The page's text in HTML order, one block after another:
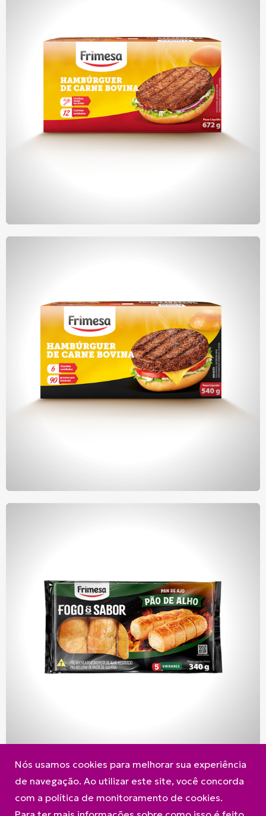
Nós usamos cookies para melhorar sua experiência
de navegação. Ao utilizar este site, você concorda
com a política de monitoramento de cookies.